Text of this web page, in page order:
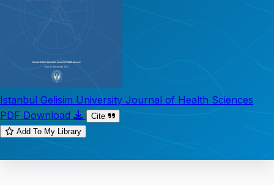
Istanbul Gelisim University Journal of Health Sciences
PDF Download
Cite
Add To My Library